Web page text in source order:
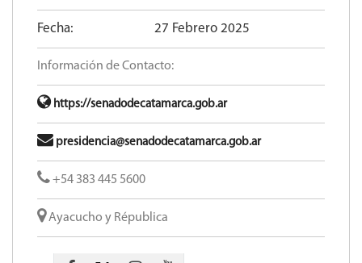
Fecha: 27 Febrero 2025
Información de Contacto:
https://senadodecatamarca.gob.ar
presidencia@senadodecatamarca.gob.ar
+54 383 445 5600​
Ayacucho y Républica